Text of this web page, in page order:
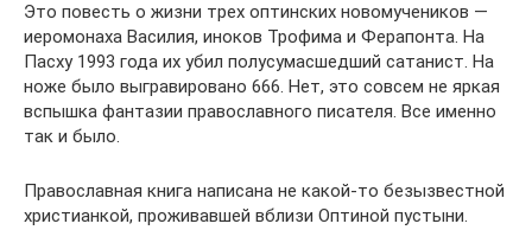
Это повесть о жизни трех оптинских новомучеников —
иеромонаха Василия, иноков Трофима и Ферапонта. На
Пасху 1993 года их убил полусумасшедший сатанист. На
ноже было выгравировано 666. Нет, это совсем не яркая
вспышка фантазии православного писателя. Все именно
так и было.
Православная книга написана не какой-то безызвестной
христианкой, проживавшей вблизи Оптиной пустыни.